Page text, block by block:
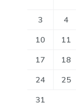
3
4
10
11
17
18
24
25
31